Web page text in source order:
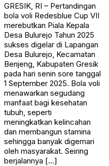
GRESIK, RI – Pertandingan
bola voli Redesblue Cup VII
merebutkan Piala Kepala
Desa Bulurejo Tahun 2025
sukses digelar di Lapangan
Desa Bulurejo, Kecamatan
Benjeng, Kabupaten Gresik
pada hari senin sore tanggal
1 September 2025. Bola voli
menawarkan segudang
manfaat bagi kesehatan
tubuh, seperti
meningkatkan kelincahan
dan membangun stamina
sehingga banyak digemari
oleh masyarakat. Seiring
berjalannya […]